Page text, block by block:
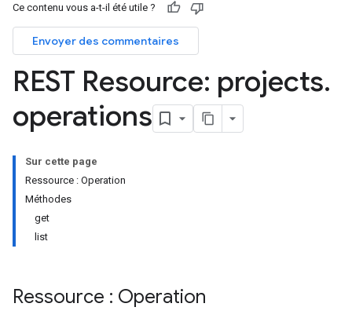
Ce contenu vous a-t-il été utile ?
Envoyer des commentaires
REST Resource: projects.
operations
Sur cette page
Ressource : Operation
Méthodes
get
list
Ressource : Operation